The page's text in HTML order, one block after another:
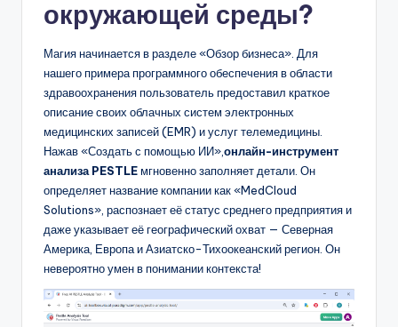
окружающей среды?
Магия начинается в разделе «Обзор бизнеса». Для
нашего примера программного обеспечения в области
здравоохранения пользователь предоставил краткое
описание своих облачных систем электронных
медицинских записей (EMR) и услуг телемедицины.
Нажав «Создать с помощью ИИ»,онлайн-инструмент
анализа PESTLEмгновенно заполняет детали. Он
определяет название компании как «MedCloud
Solutions», распознает её статус среднего предприятия и
даже указывает её географический охват — Северная
Америка, Европа и Азиатско-Тихоокеанский регион. Он
невероятно умен в понимании контекста!